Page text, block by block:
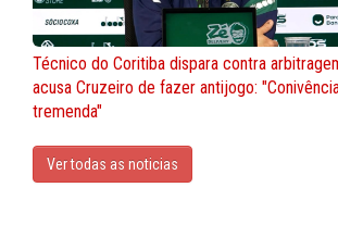
Técnico do Coritiba dispara contra
acusa Cruzeiro de fazer antijogo:
tremenda"
Ver todas as noticias